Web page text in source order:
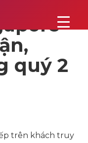
quý 2
trên khách truy